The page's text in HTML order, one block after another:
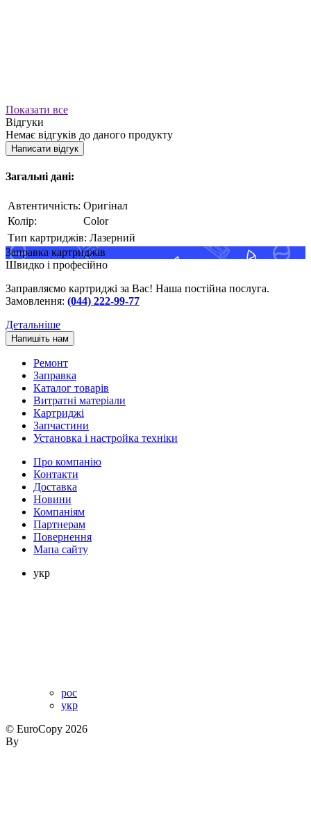
Показати все
Відгуки
Немає відгуків до даного продукту
Написати відгук
Загальні дані:
Автентичність: Оригінал
Колір:
Color
Тип картриджів: Лазерний
Заправка картриджів
Швидко і професійно
Заправляємо картриджі за Вас! Наша постійна послуга.
Замовлення: (044) 222-99-77
Детальніше
Напишіть нам
Ремонт
Заправка
Каталог товарів
Витратні матеріали
Картриджі
Запчастини
Установка і настройка техніки
Про компанію
Контакти
Доставка
Новини
Компаніям
Партнерам
Повернення
Мапа сайту
укр
рос
укр
© EuroCopy 2026
By